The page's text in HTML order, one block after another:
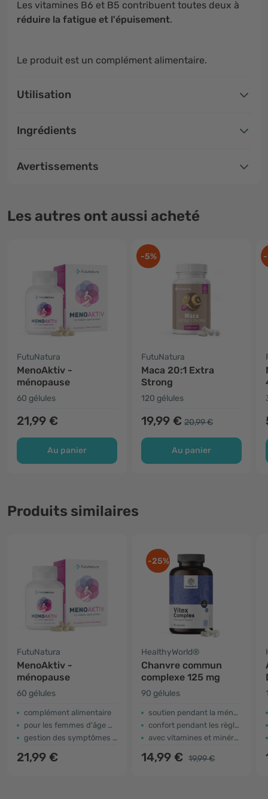
Les vitamines B6 et B5 contribuent toutes deux à
réduire la fatigue et l'épuisement.
Le produit est un complément alimentaire.
Utilisation
Ingrédients
Avertissements
Les autres ont aussi acheté
FutuNatura
MenoAktiv -
ménopause
60 gélules
21,99 €
Au panier
-5%
FutuNatura
Maca 20:1 Extra
Strong
120 gélules
19,99 € 20,99 €
Au panier
Produits similaires
FutuNatura
MenoAktiv -
ménopause
60 gélules
complément alimentaire
pour les femmes d'âge mûr
​gestion des symptômes de la ménopause
21,99 €
-25%
HealthyWorld®
Chanvre commun
complexe 125 mg
90 gélules
soutien pendant la ménopause
confort pendant les règles
avec vitamines et minéraux
14,99 € 19,99 €